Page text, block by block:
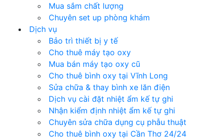
Mua sắm chất lượng
Chuyên set up phòng khám
Dịch vụ
Bảo trì thiết bị y tế
Cho thuê máy tạo oxy
Mua bán máy tạo oxy cũ
Cho thuê bình oxy tại Vĩnh Long
Sửa chữa & thay bình xe lăn điện
Dịch vụ cài đặt nhiệt ẩm kế tự ghi
Nhận kiểm định nhiệt ẩm kế tự ghi
Chuyên sửa chữa dụng cụ phẫu thuật
Cho thuê bình oxy tại Cần Thơ 24/24